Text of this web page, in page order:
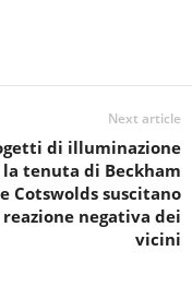
Next article
di illuminazione
la tenuta di Beckham
Cotswolds suscitano
reazione negativa dei
vicini